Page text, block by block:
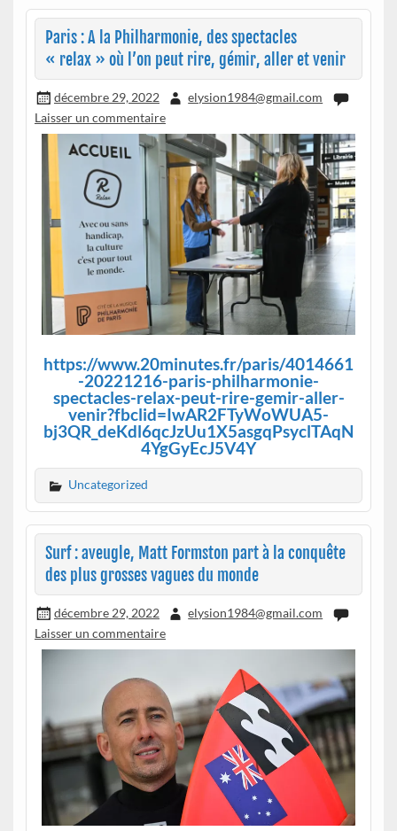
Paris : A la Philharmonie, des spectacles
« relax » où l’on peut rire, gémir, aller et venir
décembre 29, 2022
elysion1984@gmail.com
Laisser un commentaire
https://www.20minutes.fr/paris/4014661
-20221216-paris-philharmonie-
spectacles-relax-peut-rire-gemir-aller-
venir?fbclid=IwAR2FTyWoWUA5-
bj3QR_deKdl6qcJzUu1X5asgqPsyclTAqN
4YgGyEcJ5V4Y
Uncategorized
Surf : aveugle, Matt Formston part à la conquête
des plus grosses vagues du monde
décembre 29, 2022
elysion1984@gmail.com
Laisser un commentaire